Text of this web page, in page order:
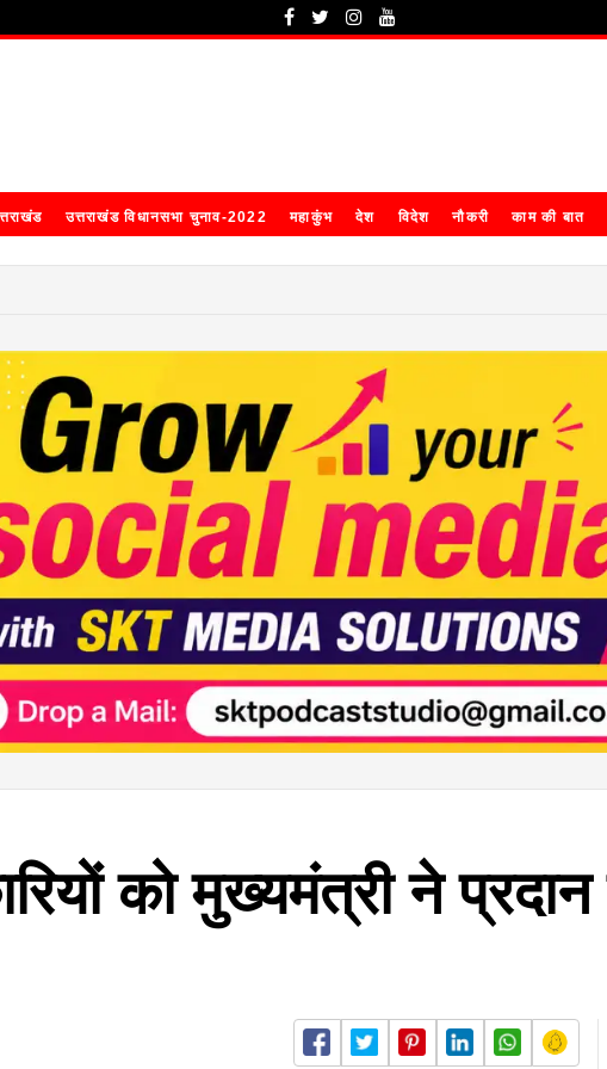
उत्तराखंड विधानसभा चुनाव-2022 महाकुंभ देश विदेश नौकरी काम की बात
को मुख्यमंत्री ने